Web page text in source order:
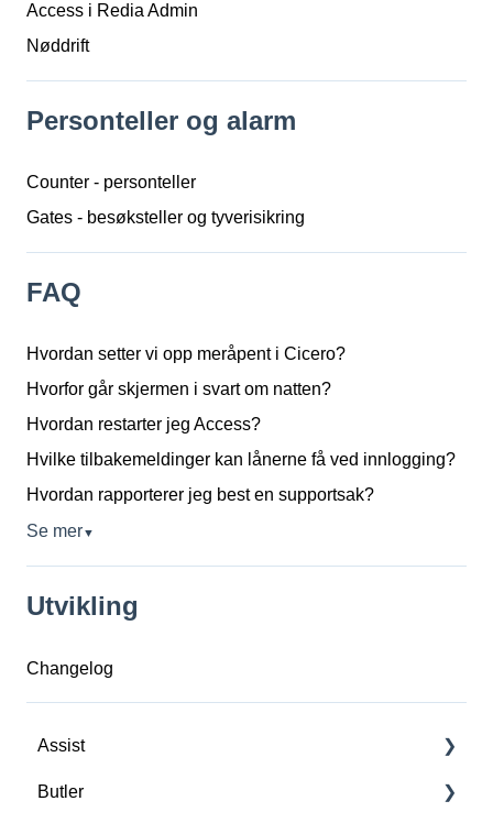
Access i Redia Admin
Nøddrift
Personteller og alarm
Counter - personteller
Gates - besøksteller og tyverisikring
FAQ
Hvordan setter vi opp meråpent i Cicero?
Hvorfor går skjermen i svart om natten?
Hvordan restarter jeg Access?
Hvilke tilbakemeldinger kan lånerne få ved innlogging?
Hvordan rapporterer jeg best en supportsak?
Se mer▼
Utvikling
Changelog
Assist
Forstå Assist
Butler